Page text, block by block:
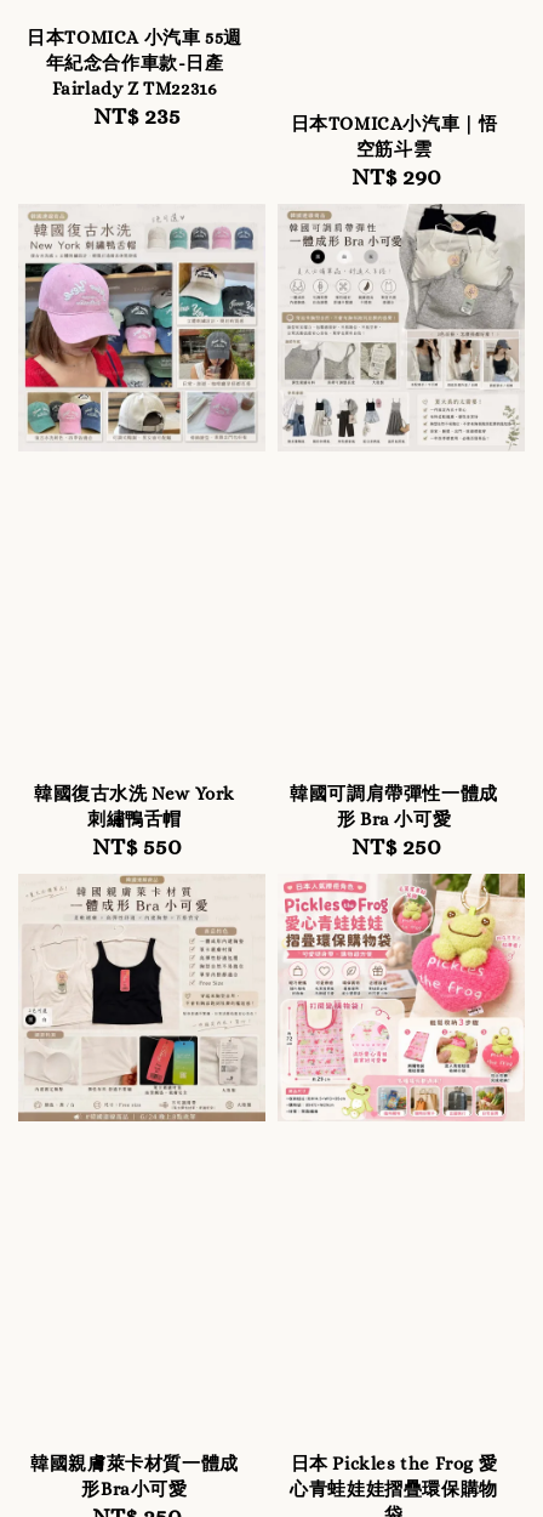
日本TOMICA 小汽車 55週
年紀念合作車款-日產
Fairlady Z TM22316
Regular
NT$ 235
日本TOMICA小汽車｜悟
空筋斗雲
Regular
price
NT$ 290
韓國復古水洗 New York
刺繡鴨舌帽
Regular
price
NT$ 550
韓國可調肩帶彈性一體成
形 Bra 小可愛
Regular
price
NT$ 250
韓國親膚萊卡材質一體成
形Bra小可愛
日本 Pickles the Frog 愛
心青蛙娃娃摺疊環保購物